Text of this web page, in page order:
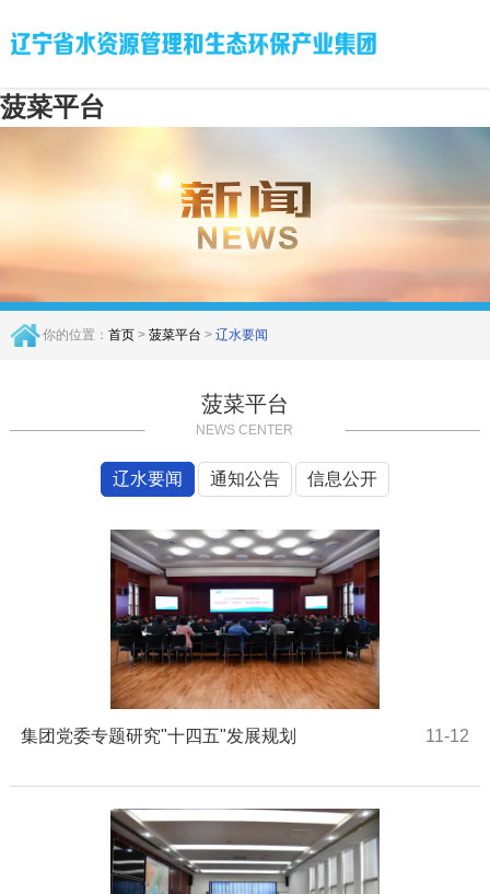
菠菜平台
你的位置： 首页> 菠菜平台 > 辽水要闻
菠菜平台
NEWS CENTER
辽水要闻 通知公告 信息公开
集团党委专题研究"十四五"发展规划 11-12